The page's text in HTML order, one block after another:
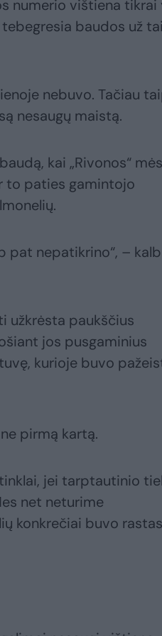
numerio vištiena tikrai
baudos už
nebuvo. Tačiau
nesaugų maistą.
kai „Rivonos“
to paties gamintojo
pat nepatikrino“, –
užkrėsta paukščius
jos pusgaminius
kurioje buvo
pirmą kartą.
jei tarptautinio
net neturime
konkrečiai buvo rastas